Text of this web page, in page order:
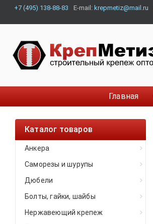
+7 (495) 138-88-83 E-mail: krepmetiz@mail.ru
Главная
Каталог товаров
Анкера
Саморезы и шурупы
Дюбели
Болты, гайки, шайбы
Нержавеющий крепеж